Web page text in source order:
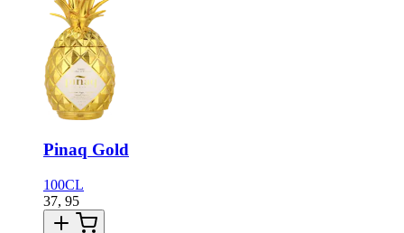
Pinaq Gold
100CL
37, 95